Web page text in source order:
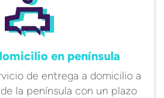
en península
de entrega a domicilio a
la península con un plazo